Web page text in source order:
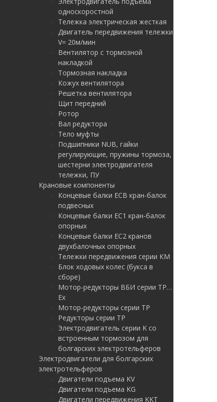
односкоростной
Тележка электрическая жесткая
Двигатель передвижения тележки
V= 20м/мин
Вентилятор с тормозной
накладкой
Тормозная накладка
Кожух вентилятора
Решетка вентилятора
Щит передний
Ротор
Вал редуктора
Тело муфты
Подшипники NUB, гайки
регулирующие, пружины тормоза,
шестерни электродвигателя
тележки, ПУ
Крановые компоненты
Концевые балки ЕСВ кран-балок
подвесных
Концевые балки ЕС1 кран-балок
опорных
Концевые балки ЕС2 кранов
двухбалочных опорных
Тележки передвижения серии КМ
Блок ходовых колес (букса в
сборе)
Мотор-редукторы ВБИ серии ТР…
Ex
Мотор-редукторы серии ТР
Редукторы серии ТР
Электродвигатель серии K со
встроенным тормозом для
болгарских электротельферов
Электродвигатели для болгарских
электротельферов
Двигатели подъема KV
Двигатели подъема KG
Двигатели передвижения KKT